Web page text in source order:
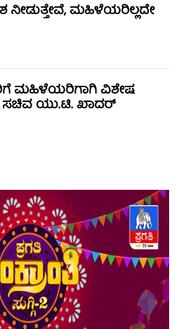
ಮಹಿಳೆಯರಿಲ್ಲದೇ
ಮಹಿಳೆಯರಿಗಾಗಿ ವಿಶೇಷ
ಸಚಿವ ಯು.ಟಿ. ಖಾದರ್